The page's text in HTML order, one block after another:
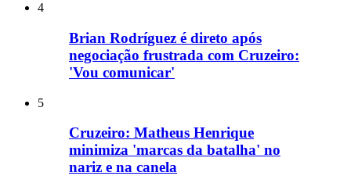
4
Brian Rodríguez é direto após
negociação frustrada com Cruzeiro:
'Vou comunicar'
5
Cruzeiro: Matheus Henrique
minimiza 'marcas da batalha' no
nariz e na canela